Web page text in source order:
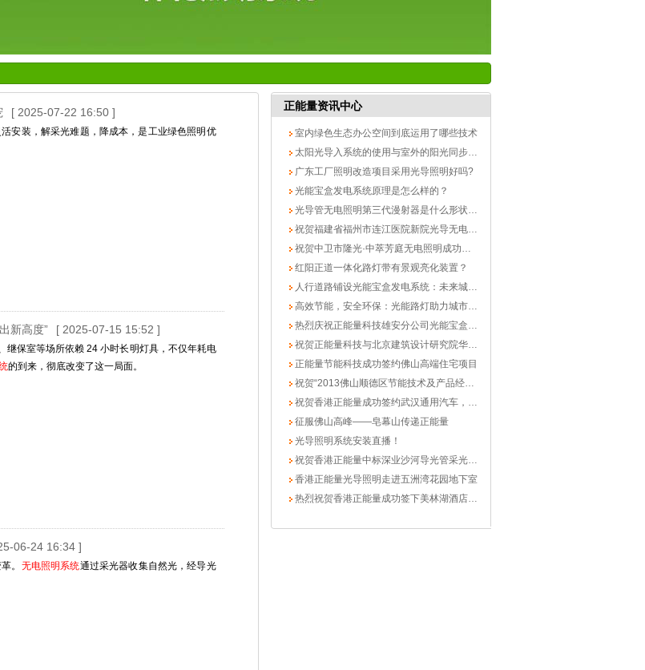
[ 2025-07-22 16:50 ]
安装，解采光难题，降成本，是工业绿色照明优
新高度” [ 2025-07-15 15:52 ]
继保室等场所依赖 24 小时长明灯具，不仅年耗电
的到来，彻底改变了这一局面。
06-24 16:34 ]
。 无电照明系统通过采光器收集自然光，经导光
正能量资讯中心
室内绿色生态办公空间到底运用了哪些技术
太阳光导入系统的使用与室外的阳光同步吗？
广东工厂照明改造项目采用光导照明好吗?
光能宝盒发电系统原理是怎么样的？
光导管无电照明第三代漫射器是什么形状的？
祝贺福建省福州市连江医院新院光导无电照明成功落地
祝贺中卫市隆光·中萃芳庭无电照明成功落地
红阳正道一体化路灯带有景观亮化装置？
人行道路铺设光能宝盒发电系统：未来城市的绿色能源新篇章
高效节能，安全环保：光能路灯助力城市可持续发展
热烈庆祝正能量科技雄安分公司光能宝盒发现系统完美竣工
祝贺正能量科技与北京建筑设计研究院华南中心交流活动圆满成功
正能量节能科技成功签约佛山高端住宅项目
祝贺“2013佛山顺德区节能技术及产品经验交流会”圆满成功
祝贺香港正能量成功签约武汉通用汽车，光导照明又一里程碑！
征服佛山高峰——皂幕山传递正能量
光导照明系统安装直播！
祝贺香港正能量中标深业沙河导光管采光采购及安装工程
香港正能量光导照明走进五洲湾花园地下室
热烈祝贺香港正能量成功签下美林湖酒店商业街扩建项目！